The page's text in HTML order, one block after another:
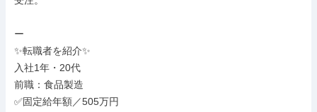
ー
✨転職者を紹介✨
入社1年・20代
前職：食品製造
✅固定給年額／505万円